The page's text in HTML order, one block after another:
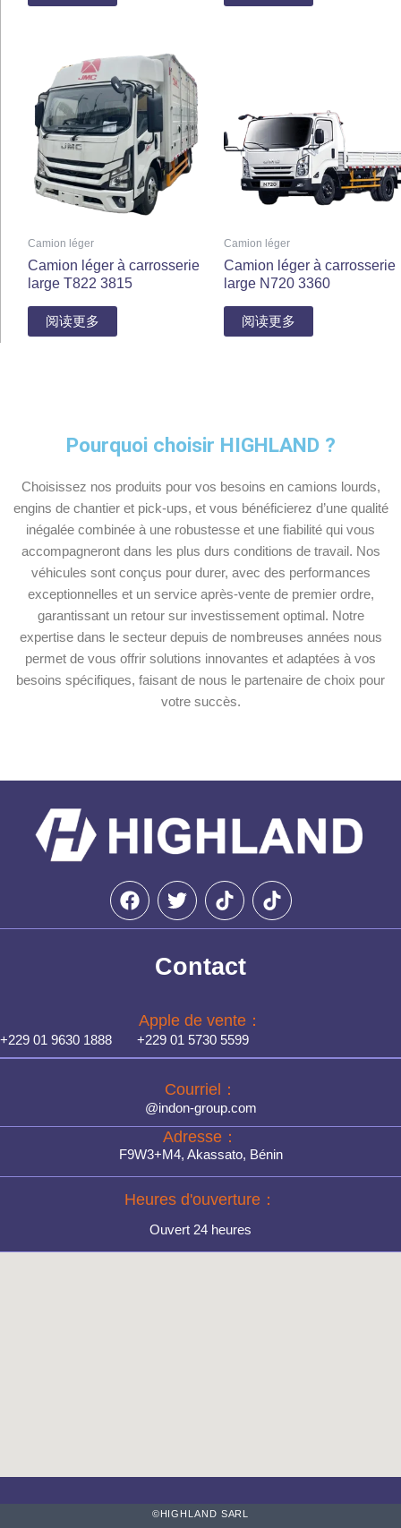
Camion léger
Camion léger à carrosserie
large T822 3815
阅读更多
Camion léger
Camion léger à carrosserie
large N720 3360
阅读更多
Pourquoi choisir HIGHLAND ?
Choisissez nos produits pour vos besoins en camions lourds,
engins de chantier et pick-ups, et vous bénéficierez d’une qualité
inégalée combinée à une robustesse et une fiabilité qui vous
accompagneront dans les plus durs conditions de travail. Nos
véhicules sont conçus pour durer, avec des performances
exceptionnelles et un service après-vente de premier ordre,
garantissant un retour sur investissement optimal. Notre
expertise dans le secteur depuis de nombreuses années nous
permet de vous offrir solutions innovantes et adaptées à vos
besoins spécifiques, faisant de nous le partenaire de choix pour
votre succès.
F
a
c
T
w
i
t
Contact
Apple de vente：
+229 01 9630 1888 +229 01 5730 5599
Courriel：
@indon-group.com
Adresse：
F9W3+M4, Akassato, Bénin
Heures d'ouverture：
Ouvert 24 heures
©HIGHLAND SARL